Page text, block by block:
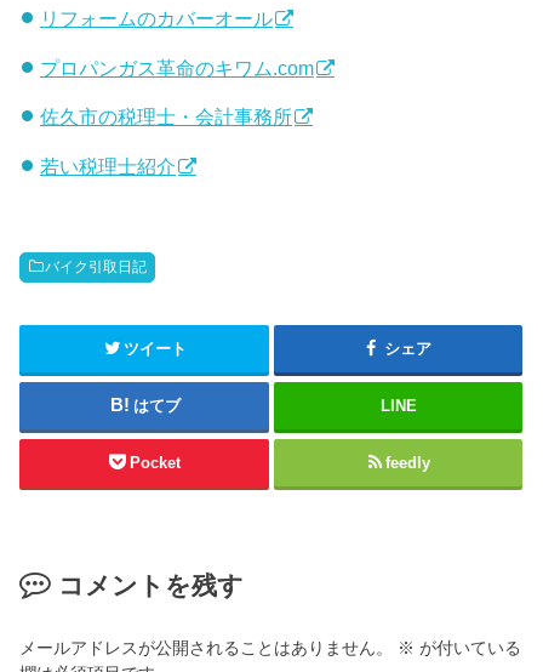
リフォームのカバーオール
プロパンガス革命のキワム.com
佐久市の税理士・会計事務所
若い税理士紹介
バイク引取日記
ツイート シェア
はてブ LINE
Pocket feedly
コメントを残す
メールアドレスが公開されることはありません。 ※ が付いている